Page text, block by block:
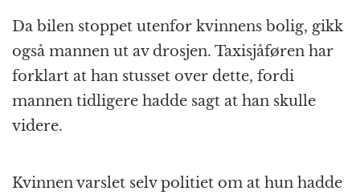
Da bilen stoppet utenfor kvinnens bolig, gikk
også mannen ut av drosjen. Taxisjåføren har
forklart at han stusset over dette, fordi
mannen tidligere hadde sagt at han skulle
videre.
Kvinnen varslet selv politiet om at hun hadde